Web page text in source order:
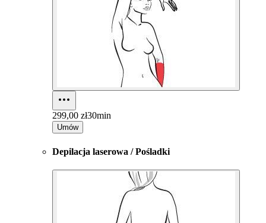
299,00 zł30min
Umów
Depilacja laserowa / Pośladki